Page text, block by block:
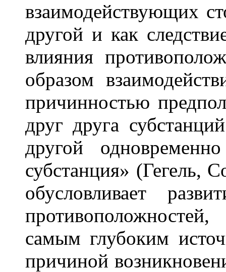
взаимодействующих
другой и как
влияния
образом
причинностью
друг друга
другой
субстанция» (Гегель,
обусловливает
самым глубоким
причиной